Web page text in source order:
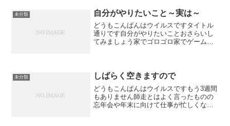
未分類 自分がやりたいこと～実は～
どうもこんばんはウイルスですタイトル
通りです自分がやりたいことおさらいし
てみましょう家でゴロゴロ家でゲームゲ
りることをつま...
未分類 しばらく空きますので
どうもこんばんはウイルスですもう3週間
もありません師走とはよく言ったものの
忘年会や年末に向けて仕事が忙しくなり